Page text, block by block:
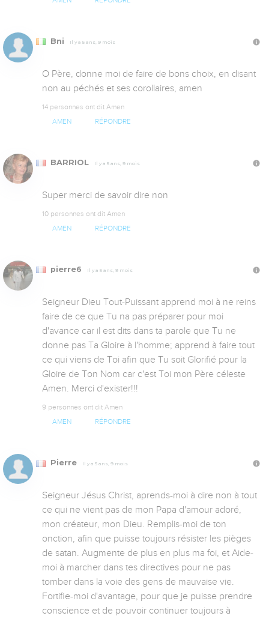
Bni Il y a 5 ans, 9 mois
O Père, donne moi de faire de bons choix, en disant
non au péchés et ses corollaires, amen
14 personnes ont dit Amen
AMEN RÉPONDRE
BARRIOL Il y a 5 ans, 9 mois
Super merci de savoir dire non
10 personnes ont dit Amen
AMEN RÉPONDRE
pierre6 Il y a 5 ans, 9 mois
Seigneur Dieu Tout-Puissant apprend moi à ne reins
faire de ce que Tu na pas préparer pour moi
d'avance car il est dits dans ta parole que Tu ne
donne pas Ta Gloire à l'homme; apprend à faire tout
ce qui viens de Toi afin que Tu soit Glorifié pour la
Gloire de Ton Nom car c'est Toi mon Père céleste
Amen. Merci d'exister!!!
9 personnes ont dit Amen
AMEN RÉPONDRE
Pierre Il y a 5 ans, 9 mois
Seigneur Jésus Christ, aprends-moi à dire non à tout
ce qui ne vient pas de mon Papa d'amour adoré,
mon créateur, mon Dieu. Remplis-moi de ton
onction, afin que puisse toujours résister les pièges
de satan. Augmente de plus en plus ma foi, et Aide-
moi à marcher dans tes directives pour ne pas
tomber dans la voie des gens de mauvaise vie.
Fortifie-moi d'avantage, pour que je puisse prendre
conscience et de pouvoir continuer toujours à